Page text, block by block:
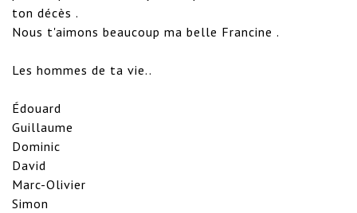
ton décès .
Nous t'aimons beaucoup ma belle Francine .
Les hommes de ta vie..
Édouard
Guillaume
Dominic
David
Marc-Olivier
Simon